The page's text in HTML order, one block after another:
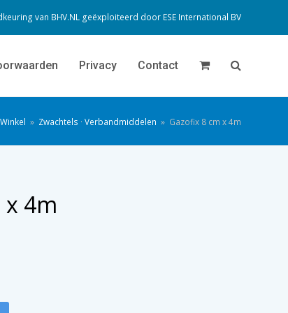
van BHV.NL geëxploiteerd door ESE International BV
Privacy Contact
Winkel » Zwachtels · Verbandmiddelen » Gazofix 8 cm x 4m
x 4m